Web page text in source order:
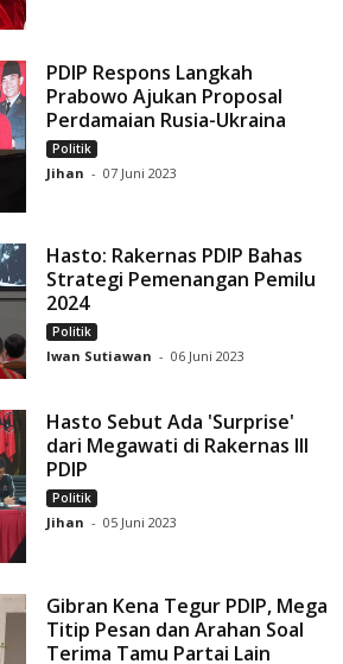
PDIP Respons Langkah
Prabowo Ajukan Proposal
Perdamaian Rusia-Ukraina
Politik
Jihan - 07 Juni 2023
Hasto: Rakernas PDIP Bahas
Strategi Pemenangan Pemilu
2024
Politik
Iwan Sutiawan - 06 Juni 2023
Hasto Sebut Ada 'Surprise'
dari Megawati di Rakernas III
PDIP
Politik
Jihan - 05 Juni 2023
Gibran Kena Tegur PDIP, Mega
Titip Pesan dan Arahan Soal
Terima Tamu Partai Lain